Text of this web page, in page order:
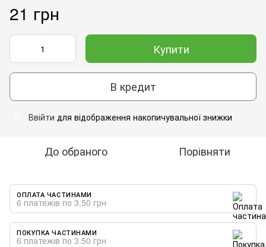
21 грн
Купити
В кредит
Ввійти для відображення накопичувальної знижки
До обраного Порівняти
ОПЛАТА ЧАСТИНАМИ
6 платежів по 3.50 грн
ПОКУПКА ЧАСТИНАМИ
6 платежів по 3.50 грн